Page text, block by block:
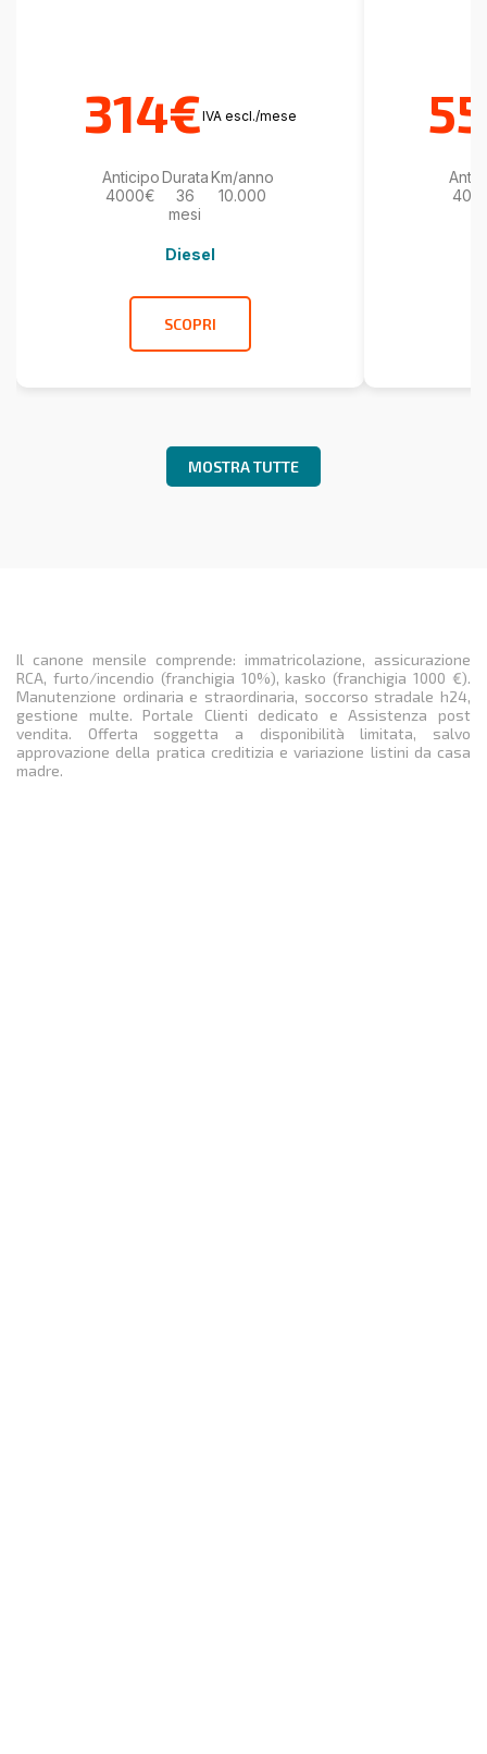
314€IVA escl./mese
Anticipo
4000€
Durata
36
mesi
Km/anno
10.000
Diesel
SCOPRI
MOSTRA TUTTE
Il canone mensile comprende: immatricolazione, assicurazione
RCA, furto/incendio (franchigia 10%), kasko (franchigia 1000 €).
Manutenzione ordinaria e straordinaria, soccorso stradale h24,
gestione multe. Portale Clienti dedicato e Assistenza post
vendita. Offerta soggetta a disponibilità limitata, salvo
approvazione della pratica creditizia e variazione listini da casa
madre.